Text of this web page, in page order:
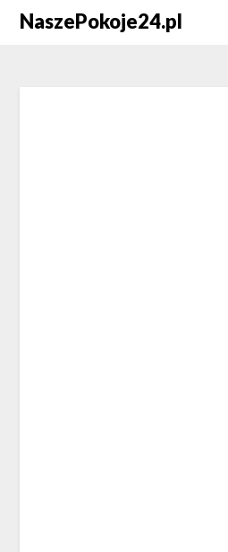
NaszePokoje24.pl